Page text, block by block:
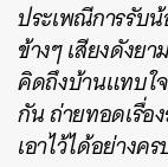
ประเพณีการรับ
ข้างๆ เสียงดังย
คิดถึงบ้านแทบใ
กัน ถ่ายทอดเรื่
เอาไว้ได้อย่างค